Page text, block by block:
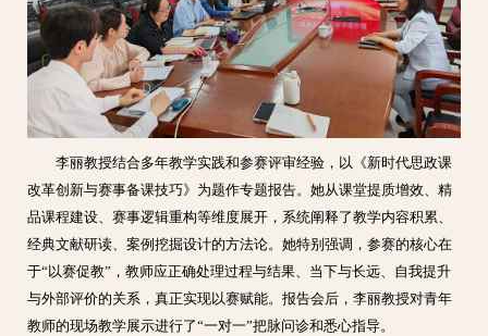
李丽教授结合多年教学实践和参赛评审经验，以《新时代思政课
改革创新与赛事备课技巧》为题作专题报告。她从课堂提质增效、精
品课程建设、赛事逻辑重构等维度展开，系统阐释了教学内容积累、
经典文献研读、案例挖掘设计的方法论。她特别强调，参赛的核心在
于“以赛促教”，教师应正确处理过程与结果、当下与长远、自我提升
与外部评价的关系，真正实现以赛赋能。报告会后，李丽教授对青年
教师的现场教学展示进行了“一对一”把脉问诊和悉心指导。